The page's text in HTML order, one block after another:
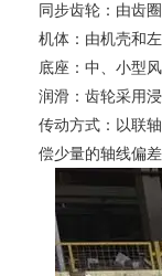
同步齿轮：由齿
机体：由机壳和
底座：中、小型
润滑：齿轮采用
传动方式：以联
偿少量的轴线偏